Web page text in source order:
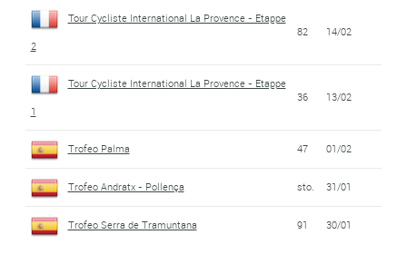
Tour Cycliste International La Provence - Etappe
2
82 14/02
Tour Cycliste International La Provence - Etappe
1
36 13/02
Trofeo Palma 47 01/02
Trofeo Andratx - Pollença sto. 31/01
Trofeo Serra de Tramuntana 91 30/01